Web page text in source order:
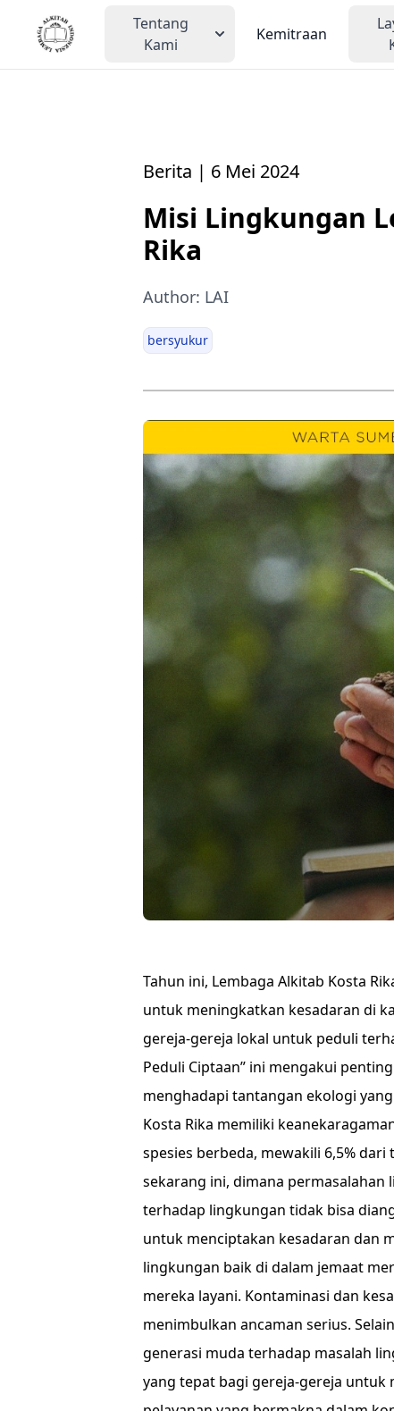
Tentang
Kami
Kemitraan
Berita | 6 Mei 2024
Misi Lingkungan
Rika
Author: LAI
bersyukur
Tahun ini, Lembaga Alkitab Kosta
untuk meningkatkan kesadaran di
gereja-gereja lokal untuk peduli
Peduli Ciptaan” ini mengakui
menghadapi tantangan ekologi
Kosta Rika memiliki
spesies berbeda, mewakili 6,5%
sekarang ini, dimana permasalahan
terhadap lingkungan tidak bisa
untuk menciptakan kesadaran dan
lingkungan baik di dalam jemaat
mereka layani. Kontaminasi dan
menimbulkan ancaman serius.
generasi muda terhadap masalah
yang tepat bagi gereja-gereja